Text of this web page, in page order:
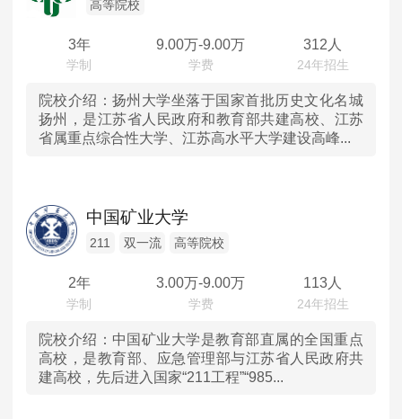
宁夏
新疆
澳门
高等院校
3年 9.00万-9.00万 312人
院校介绍： 扬州大学坐落于国家首批历史文化名城
扬州，是江苏省人民政府和教育部共建高校、江苏
省属重点综合性大学、江苏高水平大学建设高峰...
中国矿业大学
211 双一流 高等院校
2年 3.00万-9.00万 113人
院校介绍： 中国矿业大学是教育部直属的全国重点
高校，是教育部、应急管理部与江苏省人民政府共
建高校，先后进入国家“211工程”“985...